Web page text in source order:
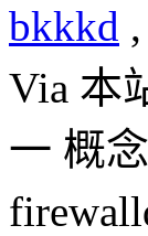
bkkkd
Via 本
一 概